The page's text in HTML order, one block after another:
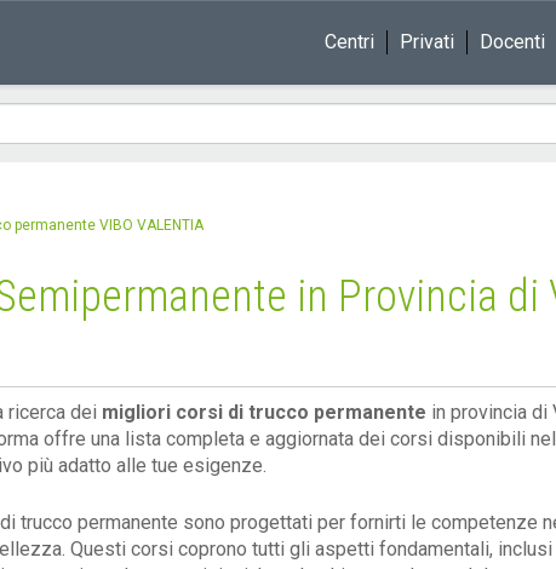
Centri Privati Docenti
permanente VIBO VALENTIA
in Provincia di
ricerca dei migliori corsi di trucco permanente in provincia di
offre una lista completa e aggiornata dei corsi disponibili
più adatto alle tue esigenze.
trucco permanente sono progettati per fornirti le competenze
Questi corsi coprono tutti gli aspetti fondamentali,